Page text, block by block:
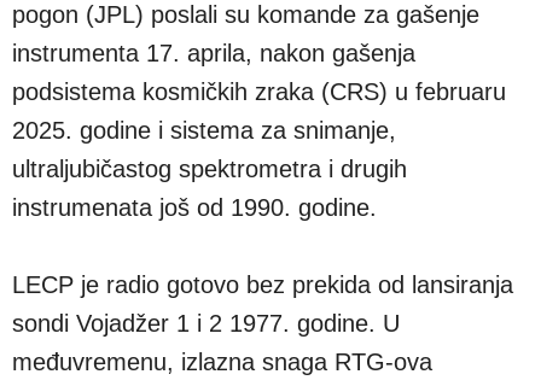
pogon (JPL) poslali su komande za gašenje
instrumenta 17. aprila, nakon gašenja
podsistema kosmičkih zraka (CRS) u februaru
2025. godine i sistema za snimanje,
ultraljubičastog spektrometra i drugih
instrumenata još od 1990. godine.
LECP je radio gotovo bez prekida od lansiranja
sondi Vojadžer 1 i 2 1977. godine. U
međuvremenu, izlazna snaga RTG-ova